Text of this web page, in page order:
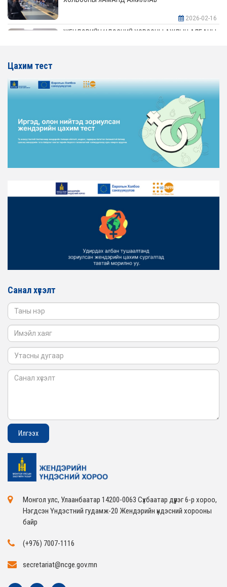
2026-02-16
ЖЕНДЭРИЙН ҮНДЭСНИЙ ХОРООНЫ АЖЛЫН АЛБАНЫ
ЖЕНДЭРИЙН ҮНДЭСНИЙ ХОРООНЫ АЖЛЫН АЛБАНЫ
ТӨЛӨӨЛӨЛ ХОТ БАЙГУУЛАЛТ, БАРИЛГА, ОРОН
СУУЦЖУУЛАЛТЫН ЯАМАНД АЖИЛЛАВ
2026-02-16
ЖЕНДЭРИЙН ЭРХ ТЭГШ БАЙДЛЫГ ХАНГАХ ҮЙЛ
АЖИЛЛАГААГ ЭРЧИМЖҮҮЛЭХ САРЫН ХУВААРЬТАЙ
2026-02-16
ЖЕНДЭРИЙН ҮНДЭСНИЙ ХОРООНЫ АЖЛЫН АЛБАНЫ
ТӨЛӨӨЛӨЛ ЗАМ ТЭЭВРИЙН ЯАМАНД АЖИЛЛАВ
ЖЕНДЭРИЙН ҮНДЭСНИЙ ХОРООНЫ АЖЛЫН АЛБАНЫ
ТӨЛӨӨЛӨЛ БАТЛАН ХАМГААЛАХ ЯАМАНД
Цахим тест
Санал хүсэлт
Монгол улс, Улаанбаатар 14200-0063 Сүхбаатар дүүрэг 6-р хороо,
Нэгдсэн Үндэстний гудамж-20 Жендэрийн үндэсний хорооны
байр
(+976) 7007-1116
secretariat@ncge.gov.mn